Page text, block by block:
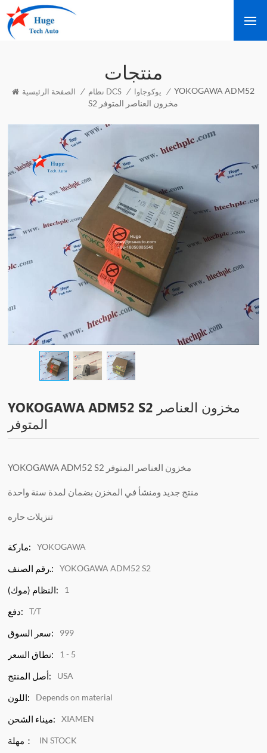
منتجات
الصفحة الرئيسية / نظام DCS / يوكوجاوا / YOKOGAWA ADM52
S2 مخزون العناصر المتوفر
YOKOGAWA ADM52 S2 مخزون العناصر
المتوفر
YOKOGAWA ADM52 S2 مخزون العناصر المتوفر
منتج جديد ومنشأ في المخزن بضمان لمدة سنة واحدة
تنزيلات حاره
ماركة: YOKOGAWA
رقم الصنف.: YOKOGAWA ADM52 S2
النظام (موك): 1
دفع: T/T
سعر السوق: 999
نطاق السعر: 1 - 5
أصل المنتج: USA
اللون: Depends on material
ميناء الشحن: XIAMEN
مهلة： IN STOCK